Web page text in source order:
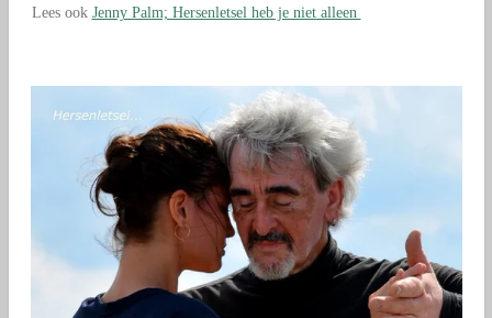
Lees ook Jenny Palm; Hersenletsel heb je niet alleen